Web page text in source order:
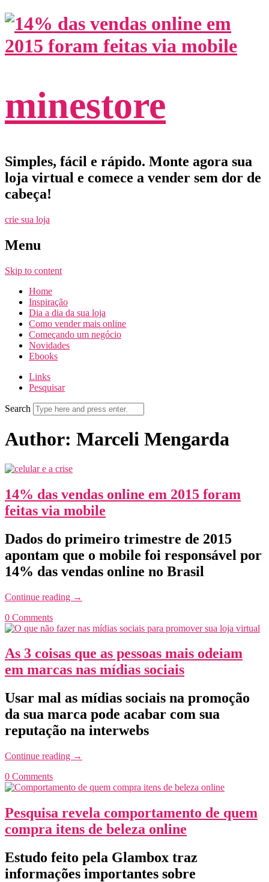
minestore
Simples, fácil e rápido. Monte agora sua
loja virtual e comece a vender sem dor de
cabeça!
crie sua loja
Menu
Skip to content
Home
Inspiração
Dia a dia da sua loja
Como vender mais online
Começando um negócio
Novidades
Ebooks
Links
Pesquisar
Search
Author: Marceli Mengarda
14% das vendas online em 2015 foram
feitas via mobile
Dados do primeiro trimestre de 2015
apontam que o mobile foi responsável por
14% das vendas online no Brasil
Continue reading →
0 Comments
As 3 coisas que as pessoas mais odeiam
em marcas nas mídias sociais
Usar mal as mídias sociais na promoção
da sua marca pode acabar com sua
reputação na interwebs
Continue reading →
0 Comments
Pesquisa revela comportamento de quem
compra itens de beleza online
Estudo feito pela Glambox traz
informações importantes sobre